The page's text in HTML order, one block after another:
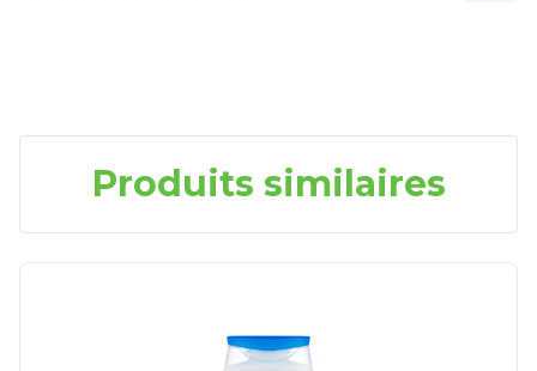
Produits similaires